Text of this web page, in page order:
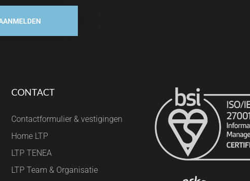
CONTACT
Contactformulier & vestigingen
Home LTP
LTP TENEA
LTP Team & Organisatie